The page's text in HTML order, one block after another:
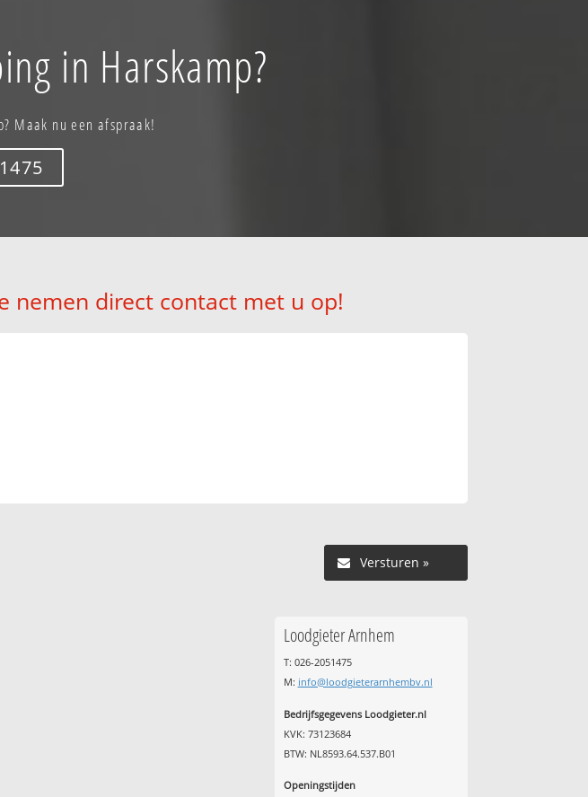
in Harskamp?
Maak nu een afspraak!
nemen direct contact met u op!
Versturen »
Loodgieter Arnhem
T: 026-2051475
M: info@loodgieterarnhembv.nl
Bedrijfsgegevens Loodgieter.nl
KVK: 73123684
BTW: NL8593.64.537.B01
Openingstijden